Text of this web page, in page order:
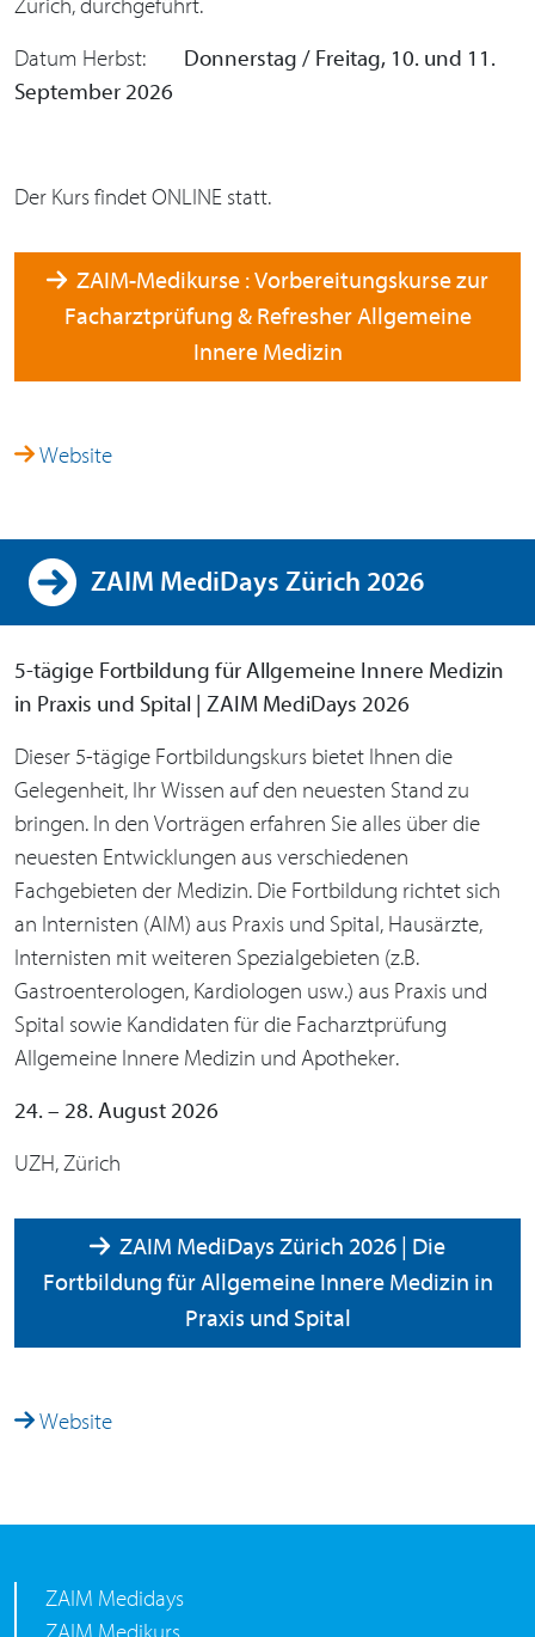
Zürich, durchgeführt.
Datum Herbst: Donnerstag / Freitag, 10. und 11.
September 2026
Der Kurs findet ONLINE statt.
ZAIM-Medikurse : Vorbereitungskurse zur
Facharztprüfung & Refresher Allgemeine
Innere Medizin
Website
ZAIM MediDays Zürich 2026
5-tägige Fortbildung für Allgemeine Innere Medizin
in Praxis und Spital | ZAIM MediDays 2026
Dieser 5-tägige Fortbildungskurs bietet Ihnen die
Gelegenheit, Ihr Wissen auf den neuesten Stand zu
bringen. In den Vorträgen erfahren Sie alles über die
neuesten Entwicklungen aus verschiedenen
Fachgebieten der Medizin. Die Fortbildung richtet sich
an Internisten (AIM) aus Praxis und Spital, Hausärzte,
Internisten mit weiteren Spezialgebieten (z.B.
Gastroenterologen, Kardiologen usw.) aus Praxis und
Spital sowie Kandidaten für die Facharztprüfung
Allgemeine Innere Medizin und Apotheker.
24. – 28. August 2026
UZH, Zürich
ZAIM MediDays Zürich 2026 | Die
Fortbildung für Allgemeine Innere Medizin in
Praxis und Spital
Website
ZAIM Medidays